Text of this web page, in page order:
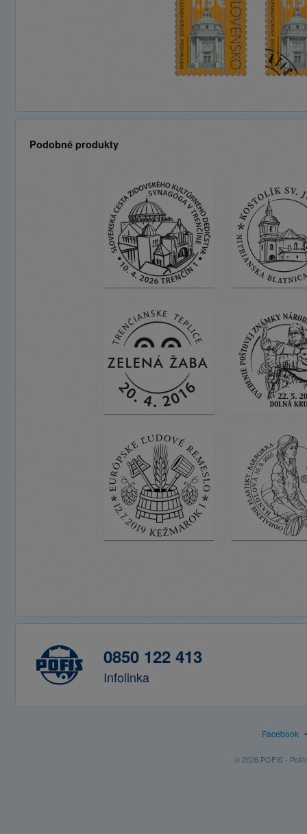
Podobné produkty
0850 122 413
Infolinka
Facebook
© 2026 POFIS -